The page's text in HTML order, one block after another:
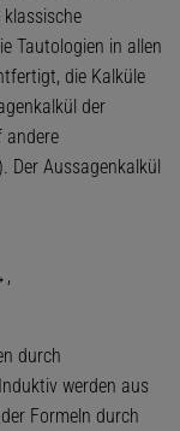
klassische
Tautologien in allen
die Kalküle
der
andere
Der Aussagenkalkül
durch
werden aus
Formeln durch